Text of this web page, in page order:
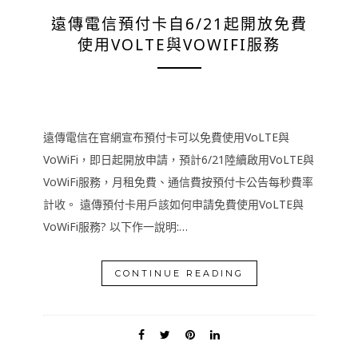
遠傳電信預付卡自6/21起開放免費
使用VOLTE與VOWIFI服務
遠傳電信在官網宣布預付卡可以免費使用VoLTE與
VoWiFi，即日起開放申請，預計6/21陸續啟用VoLTE與
VoWiFi服務，月租免費、通信費按預付卡公告每秒費率
計收。 遠傳預付卡用戶該如何申請免費使用VoLTE與
VoWiFi服務? 以下作一說明:…
CONTINUE READING